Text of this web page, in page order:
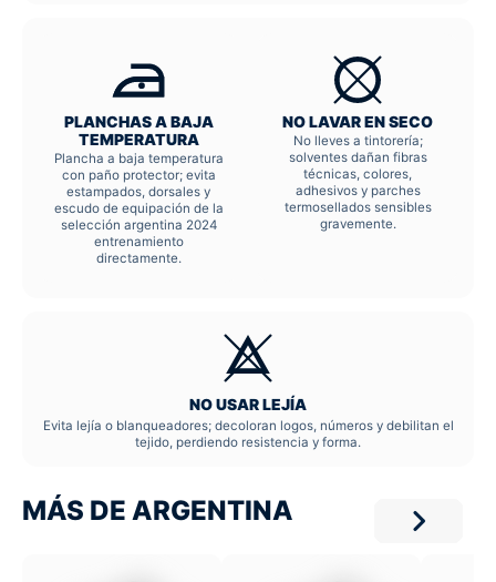
PLANCHAS A BAJA
TEMPERATURA
Plancha a baja temperatura
con paño protector; evita
estampados, dorsales y
escudo de equipación de la
selección argentina 2024
entrenamiento
directamente.
NO LAVAR EN SECO
No lleves a tintorería;
solventes dañan fibras
técnicas, colores,
adhesivos y parches
termosellados sensibles
gravemente.
NO USAR LEJÍA
Evita lejía o blanqueadores; decoloran logos, números y debilitan el
tejido, perdiendo resistencia y forma.
MÁS DE ARGENTINA